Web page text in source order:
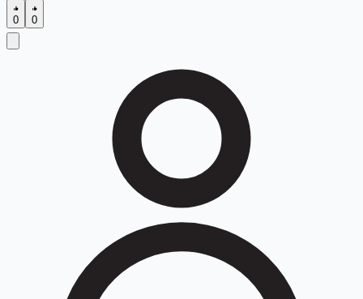
0 0